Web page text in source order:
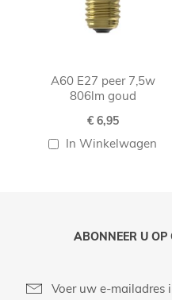
A60 E27 peer 7,5w
806lm goud
€ 6,95
In Winkelwagen
ABONNEER U OP